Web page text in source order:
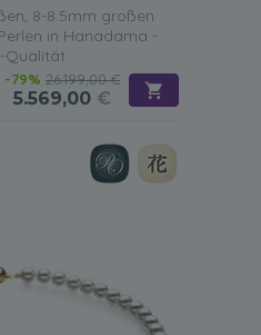
8-8.5mm großen
in Hanadama -
Qualität
-79% 26.199,00 €
5.569,00 €